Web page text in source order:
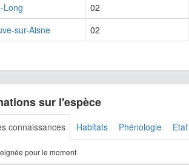
Long
02
sur-Aisne
02
sur l'espèce
connaissances Habitats Phénologie
pour le moment